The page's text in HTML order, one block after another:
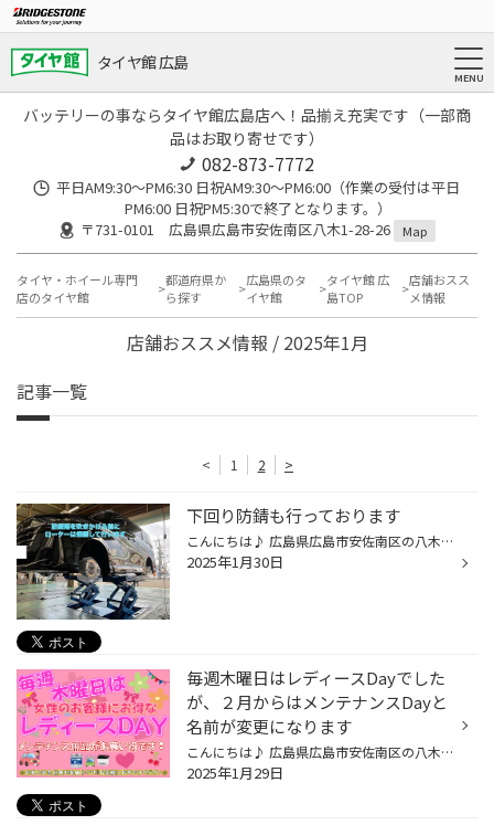
タイヤ館 広島
バッテリーの事ならタイヤ館広島店へ！品揃え充実です（一部商
品はお取り寄せです）
082-873-7772
平日AM9:30～PM6:30 日祝AM9:30〜PM6:00（作業の受付は平日
PM6:00 日祝PM5:30で終了となります。）
〒731-0101 広島県広島市安佐南区八木1-28-26
Map
タイヤ・ホイール専門
店のタイヤ館
都道府県か
ら探す
広島県のタ
イヤ館
タイヤ館 広
島TOP
店舗おスス
メ情報
店舗おススメ情報 / 2025年1月
記事一覧
< 1 2 >
下回り防錆も行っております
こんにちは♪ 広島県広島市安佐南区の八木にあります タイヤ館広島店のたけもとです！ 今日も、寒いですね 足元が寒くて、震えながら仕事しております 下回り防錆 防錆とはお車のサビを食い止める事で下回りなどの 劣化を防ぎます 年に１度がおススメです！ もちろん、左右同じ形でブレーキローター...
2025年1月30日
毎週木曜日はレディースDayでした
が、２月からはメンテナンスDayと
名前が変更になります
こんにちは♪ 広島県広島市安佐南区の八木にあります タイヤ館広島店のたけもとです！ 最近は、２月らしく寒いですね 寒いのは嫌ですが季節を楽しむという事は 四季を楽しむ！日本ってイイ所ですよね 毎週木曜日はレディースDayでしたが ２月から、名前が変わりメンテナンスDayとなります こうした背...
2025年1月29日